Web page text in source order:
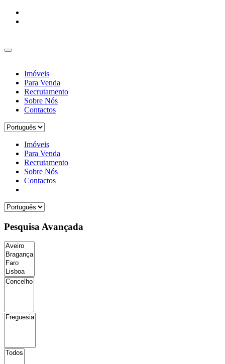
Imóveis
Para Venda
Recrutamento
Sobre Nós
Contactos
Imóveis
Para Venda
Recrutamento
Sobre Nós
Contactos
Pesquisa Avançada